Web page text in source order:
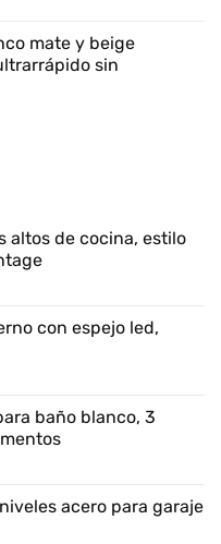
mate y beige
sin
altos de cocina, estilo
con espejo led,
baño blanco, 3
acero para garaje